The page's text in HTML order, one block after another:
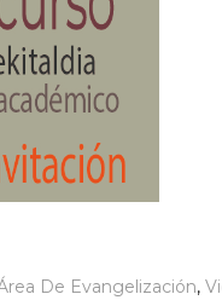
De Evangelización,